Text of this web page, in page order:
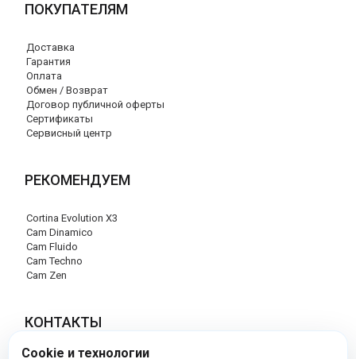
ПОКУПАТЕЛЯМ
Доставка
Гарантия
Оплата
Обмен / Возврат
Договор публичной оферты
Сертификаты
Сервисный центр
РЕКОМЕНДУЕМ
Cortina Evolution X3
Cam Dinamico
Cam Fluido
Cam Techno
Cam Zen
КОНТАКТЫ
Cookie и технологии